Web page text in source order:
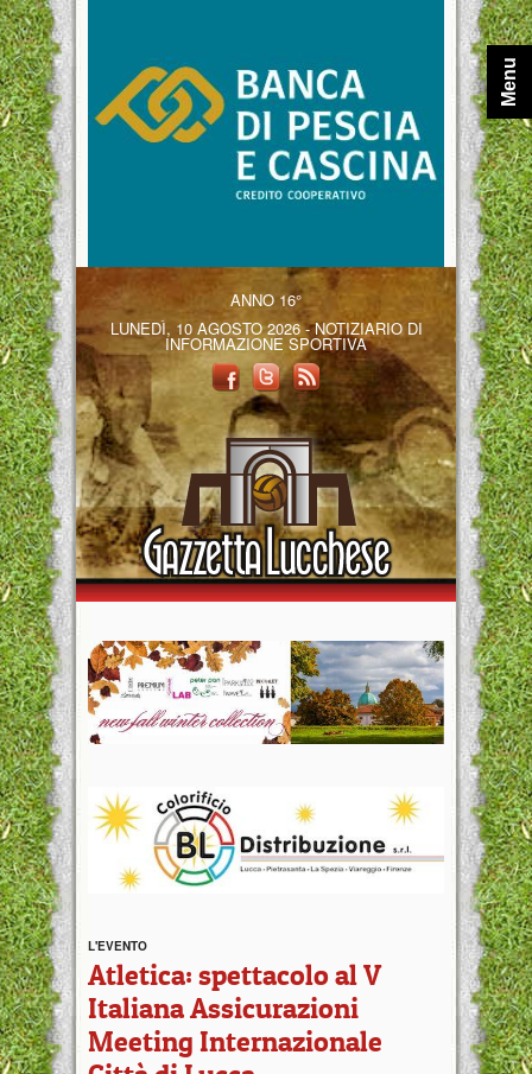
ANNO 16°
LUNEDÌ, 10 AGOSTO 2026 - NOTIZIARIO DI
INFORMAZIONE SPORTIVA
L'EVENTO
Atletica: spettacolo al V
Italiana Assicurazioni
Meeting Internazionale
Menu